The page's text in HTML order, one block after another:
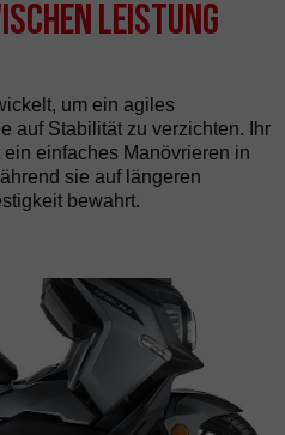
Leistung
um ein agiles
auf Stabilität zu verzichten. Ihr
einfaches Manövrieren in
sie auf längeren
bewahrt.